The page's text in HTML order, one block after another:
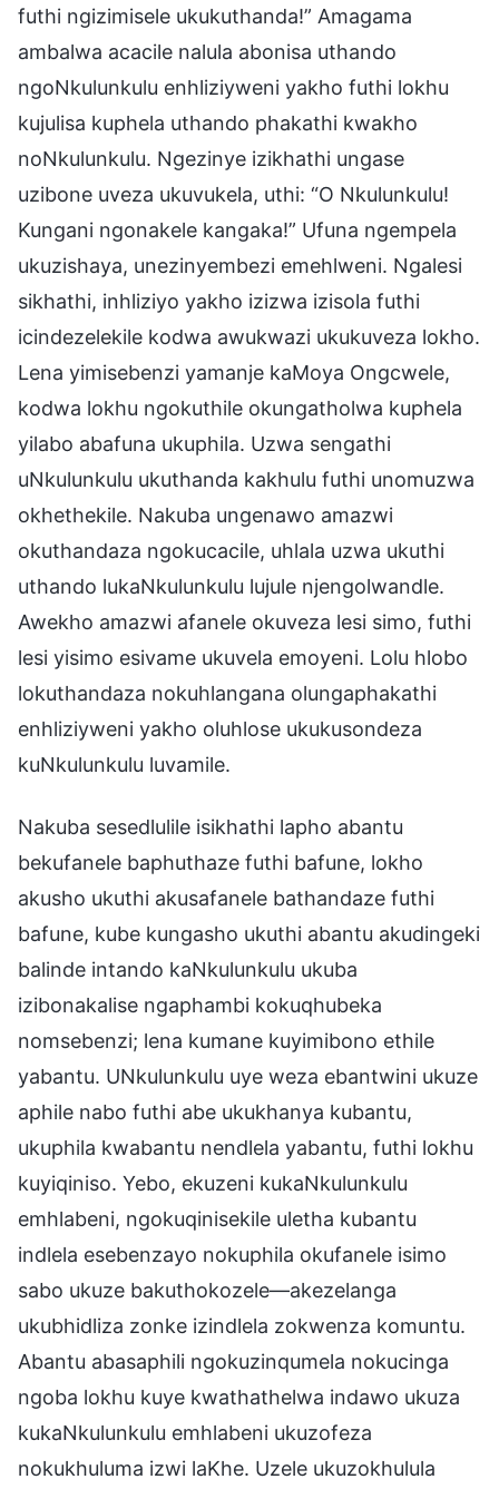
futhi ngizimisele ukukuthanda!” Amagama
ambalwa acacile nalula abonisa uthando
ngoNkulunkulu enhliziyweni yakho futhi lokhu
kujulisa kuphela uthando phakathi kwakho
noNkulunkulu. Ngezinye izikhathi ungase
uzibone uveza ukuvukela, uthi: “O Nkulunkulu!
Kungani ngonakele kangaka!” Ufuna ngempela
ukuzishaya, unezinyembezi emehlweni. Ngalesi
sikhathi, inhliziyo yakho izizwa izisola futhi
icindezelekile kodwa awukwazi ukukuveza lokho.
Lena yimisebenzi yamanje kaMoya Ongcwele,
kodwa lokhu ngokuthile okungatholwa kuphela
yilabo abafuna ukuphila. Uzwa sengathi
uNkulunkulu ukuthanda kakhulu futhi unomuzwa
okhethekile. Nakuba ungenawo amazwi
okuthandaza ngokucacile, uhlala uzwa ukuthi
uthando lukaNkulunkulu lujule njengolwandle.
Awekho amazwi afanele okuveza lesi simo, futhi
lesi yisimo esivame ukuvela emoyeni. Lolu hlobo
lokuthandaza nokuhlangana olungaphakathi
enhliziyweni yakho oluhlose ukukusondeza
kuNkulunkulu luvamile.
Nakuba sesedlulile isikhathi lapho abantu
bekufanele baphuthaze futhi bafune, lokho
akusho ukuthi akusafanele bathandaze futhi
bafune, kube kungasho ukuthi abantu akudingeki
balinde intando kaNkulunkulu ukuba
izibonakalise ngaphambi kokuqhubeka
nomsebenzi; lena kumane kuyimibono ethile
yabantu. UNkulunkulu uye weza ebantwini ukuze
aphile nabo futhi abe ukukhanya kubantu,
ukuphila kwabantu nendlela yabantu, futhi lokhu
kuyiqiniso. Yebo, ekuzeni kukaNkulunkulu
emhlabeni, ngokuqinisekile uletha kubantu
indlela esebenzayo nokuphila okufanele isimo
sabo ukuze bakuthokozele—akezelanga
ukubhidliza zonke izindlela zokwenza komuntu.
Abantu abasaphili ngokuzinqumela nokucinga
ngoba lokhu kuye kwathathelwa indawo ukuza
kukaNkulunkulu emhlabeni ukuzofeza
nokukhuluma izwi laKhe. Uzele ukuzokhulula